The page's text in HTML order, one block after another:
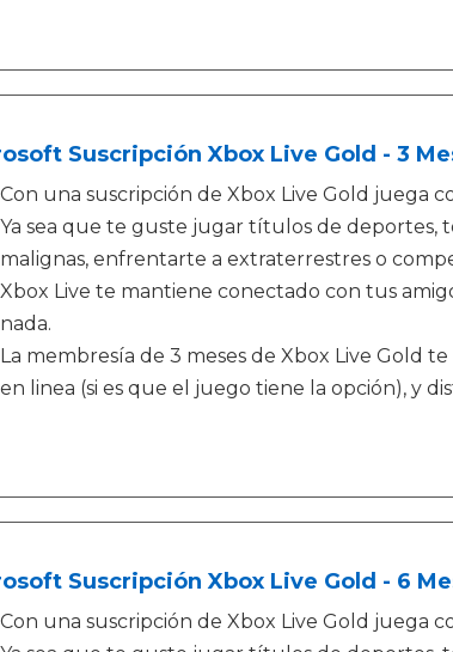
Suscripción Xbox Live Gold - 3
Con una suscripción de Xbox Live Gold juega
Ya sea que te guste jugar títulos de deportes,
malignas, enfrentarte a extraterrestres o
Xbox Live te mantiene conectado con tus
nada.
La membresía de 3 meses de Xbox Live Gold
en linea (si es que el juego tiene la opción), y
Suscripción Xbox Live Gold - 6
Con una suscripción de Xbox Live Gold juega